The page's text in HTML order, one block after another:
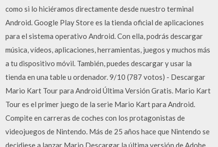
como si lo hiciéramos directamente desde nuestro terminal
Android. Google Play Store es la tienda oficial de aplicaciones
para el sistema operativo Android. Con ella, podrás descargar
música, vídeos, aplicaciones, herramientas, juegos y muchos más
a tu dispositivo móvil. También, puedes descargar y usar la
tienda en una table u ordenador. 9/10 (787 votos) - Descargar
Mario Kart Tour para Android Última Versión Gratis. Mario Kart
Tour es el primer juego de la serie Mario Kart para Android.
Compite en carreras de coches con los protagonistas de
videojuegos de Nintendo. Más de 25 años hace que Nintendo se
decidiese a lanzar Mario Descargar la última versión de Adobe